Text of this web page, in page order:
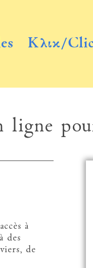
Κλικ/
ligne
à
des
de